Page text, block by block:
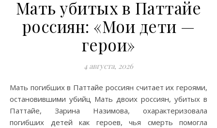
Мать убитых в Паттайе
россиян: «Мои дети —
герои»
4 августа, 2026
Мать погибших в Паттайе россиян считает их героями,
остановившими убийц Мать двоих россиян, убитых в
Паттайе, Зарина Назимова, охарактеризовала
погибших детей как героев, чья смерть помогла